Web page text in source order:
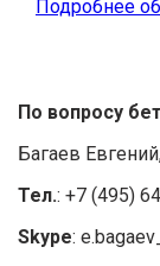
Подробнее
По вопросу
Багаев
Тел.: +7 (495)
Skype: